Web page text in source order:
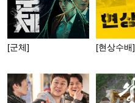
[군체] [현상수배]